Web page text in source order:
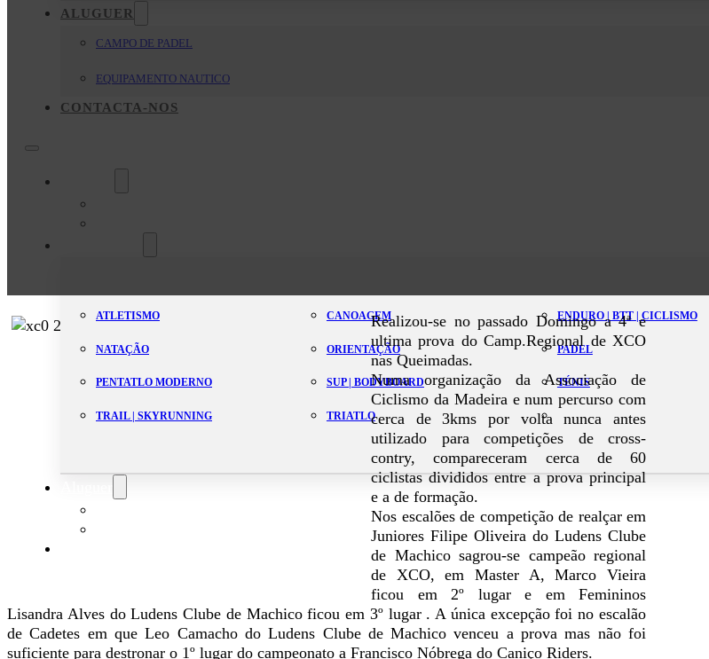
ALUGUER
CAMPO DE PADEL
EQUIPAMENTO NAUTICO
CONTACTA-NOS
ATLETISMO CANOAGEM ENDURO | BTT | CICLISMO
NATAÇÃO ORIENTAÇÃO PADEL
PENTATLO MODERNO SUP | BODYBOARD TÉNIS
TRAIL | SKYRUNNING TRIATLO
Realizou-se no passado Domingo a 4ª e
ultima prova do Camp.Regional de XCO
nas Queimadas.
Numa organização da Associação de
Ciclismo da Madeira e num percurso com
cerca de 3kms por volta nunca antes
utilizado para competições de cross-
contry, compareceram cerca de 60
ciclistas divididos entre a prova principal
e a de formação.
Nos escalões de competição de realçar em
Juniores Filipe Oliveira do Ludens Clube
de Machico sagrou-se campeão regional
de XCO, em Master A, Marco Vieira
ficou em 2º lugar e em Femininos
Lisandra Alves do Ludens Clube de Machico ficou em 3º lugar . A única excepção foi no escalão
de Cadetes em que Leo Camacho do Ludens Clube de Machico venceu a prova mas não foi
suficiente para destronar o 1º lugar do campeonato a Francisco Nóbrega do Caniço Riders.